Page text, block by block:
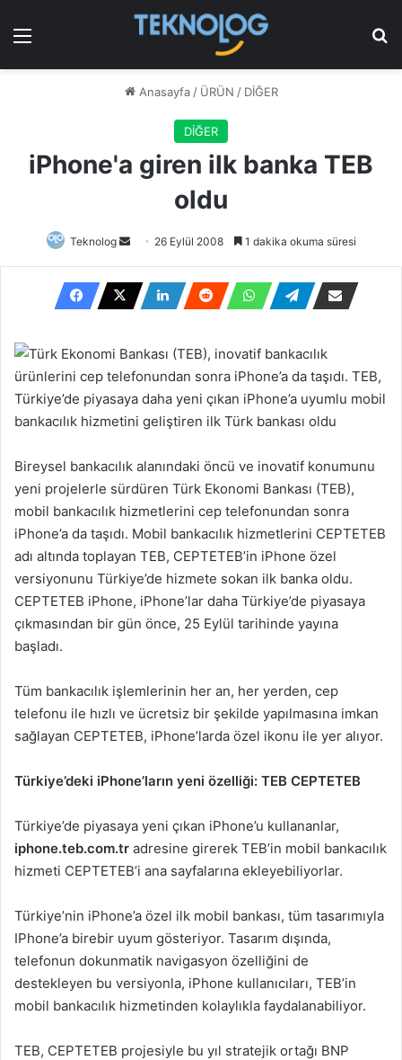
Menü
Anasayfa / ÜRÜN / DİĞER
DİĞER
iPhone'a giren ilk banka TEB
oldu
Teknolog
Bir
posta
göndermek
26 Eylül 2008 1 dakika okuma süresi
Türk Ekonomi Bankası (TEB), inovatif bankacılık
ürünlerini cep telefonundan sonra iPhone’a da taşıdı. TEB,
Türkiye’de piyasaya daha yeni çıkan iPhone’a uyumlu mobil
bankacılık hizmetini geliştiren ilk Türk bankası oldu
Bireysel bankacılık alanındaki öncü ve inovatif konumunu
yeni projelerle sürdüren Türk Ekonomi Bankası (TEB),
mobil bankacılık hizmetlerini cep telefonundan sonra
iPhone’a da taşıdı. Mobil bankacılık hizmetlerini CEPTETEB
adı altında toplayan TEB, CEPTETEB’in iPhone özel
versiyonunu Türkiye’de hizmete sokan ilk banka oldu.
CEPTETEB iPhone, iPhone’lar daha Türkiye’de piyasaya
çıkmasından bir gün önce, 25 Eylül tarihinde yayına
başladı.
Tüm bankacılık işlemlerinin her an, her yerden, cep
telefonu ile hızlı ve ücretsiz bir şekilde yapılmasına imkan
sağlayan CEPTETEB, iPhone’larda özel ikonu ile yer alıyor.
Türkiye’deki iPhone’ların yeni özelliği: TEB CEPTETEB
Türkiye’de piyasaya yeni çıkan iPhone’u kullananlar,
iphone.teb.com.tr adresine girerek TEB’in mobil bankacılık
hizmeti CEPTETEB’i ana sayfalarına ekleyebiliyorlar.
Türkiye’nin iPhone’a özel ilk mobil bankası, tüm tasarımıyla
IPhone’a birebir uyum gösteriyor. Tasarım dışında,
telefonun dokunmatik navigasyon özelliğini de
destekleyen bu versiyonla, iPhone kullanıcıları, TEB’in
mobil bankacılık hizmetinden kolaylıkla faydalanabiliyor.
TEB, CEPTETEB projesiyle bu yıl stratejik ortağı BNP